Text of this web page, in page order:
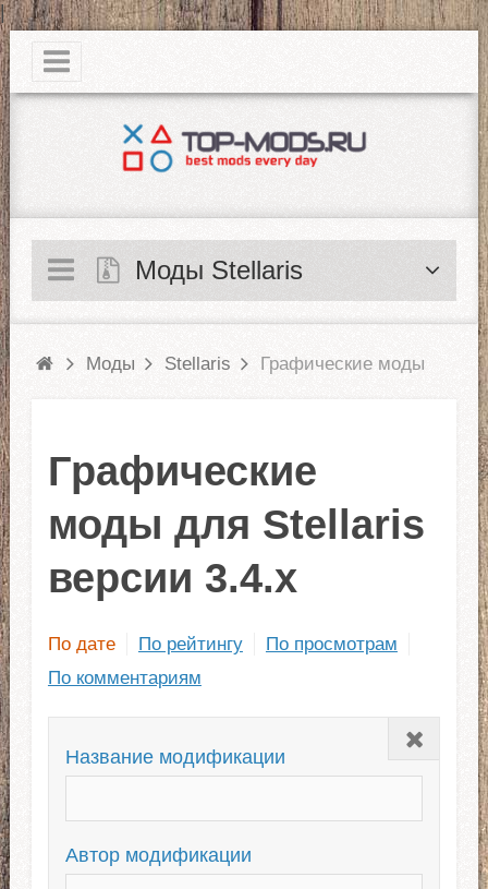
|
Моды Stellaris
Моды Stellaris Графические моды
Графические
моды для Stellaris
версии 3.4.x
По дате По рейтингу
По просмотрам
По комментариям
Закрыть
Название модификации
Автор модификации